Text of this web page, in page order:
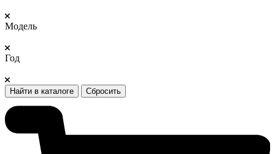
Модель
Год
Найти в каталоге Сбросить